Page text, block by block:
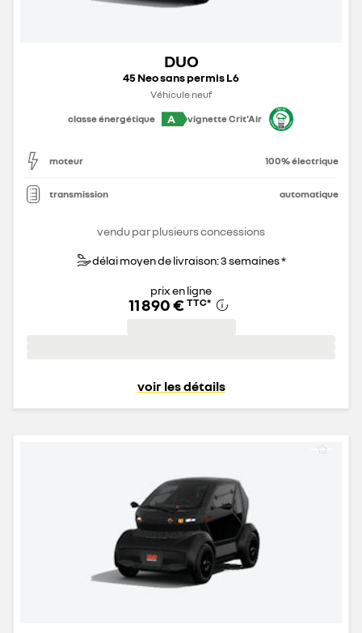
DUO
45 Neo sans permis L6
Véhicule neuf
classe énergétique
A vignette Crit'Air
moteur 100% électrique
transmission automatique
vendu par plusieurs concessions
délai moyen de livraison: 3 semaines *
prix en ligne
11 890 € TTC*
voir les détails